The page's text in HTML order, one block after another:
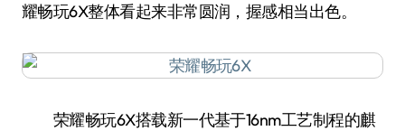
耀畅玩6X整体看起来非常圆润，握感相当出色。
荣耀畅玩6X搭载新一代基于16nm工艺制程的麒